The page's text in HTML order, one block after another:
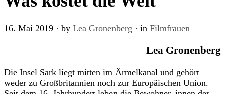
16. Mai 2019 · by Lea Gronenberg · in Filmfrauen
Lea Gronenberg
Die Insel Sark liegt mitten im Ärmelkanal und gehört
weder zu Großbritannien noch zur Europäischen Union.